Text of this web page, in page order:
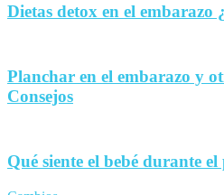
Dietas detox en el embarazo
Planchar en el embarazo y
Consejos
Qué siente el bebé durante